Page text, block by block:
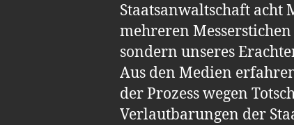
Staatsanwaltschaft acht
mehreren
sondern unseres
Aus den Medien
der Prozess wegen
Verlautbarungen der